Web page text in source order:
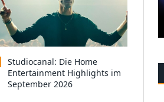
Studiocanal: Die Home
Entertainment Highlights im
September 2026